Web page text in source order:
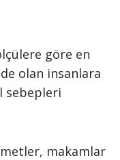
göre en
olan insanlara
sebepleri
makamlar